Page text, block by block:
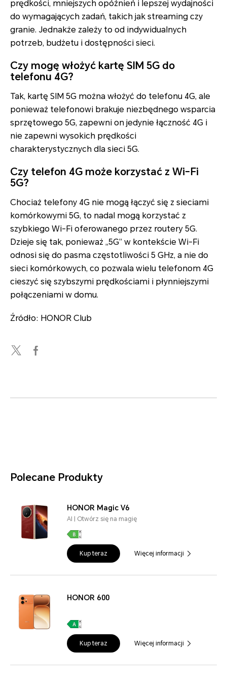
prędkości, mniejszych opóźnień i lepszej wydajności
do wymagających zadań, takich jak streaming czy
granie. Jednakże zależy to od indywidualnych
potrzeb, budżetu i dostępności sieci.
Czy mogę włożyć kartę SIM 5G do
telefonu 4G?
Tak, kartę SIM 5G można włożyć do telefonu 4G, ale
ponieważ telefonowi brakuje niezbędnego wsparcia
sprzętowego 5G, zapewni on jedynie łączność 4G i
nie zapewni wysokich prędkości
charakterystycznych dla sieci 5G.
Czy telefon 4G może korzystać z Wi-Fi
5G?
Chociaż telefony 4G nie mogą łączyć się z sieciami
komórkowymi 5G, to nadal mogą korzystać z
szybkiego Wi-Fi oferowanego przez routery 5G.
Dzieje się tak, ponieważ „5G” w kontekście Wi-Fi
odnosi się do pasma częstotliwości 5 GHz, a nie do
sieci komórkowych, co pozwala wielu telefonom 4G
cieszyć się szybszymi prędkościami i płynniejszymi
połączeniami w domu.
Źródło: HONOR Club
Polecane Produkty
HONOR Magic V6
AI | Otwórz się na magię
Kup teraz Więcej informacji
HONOR 600
Kup teraz Więcej informacji